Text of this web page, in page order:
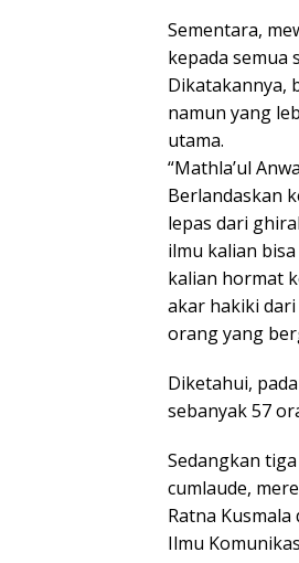
Sementara,
kepada semua
Dikatakannya,
namun yang
utama.
“Mathla’ul
Berlandaskan
lepas dari
ilmu kalian
kalian hormat
akar hakiki dari
orang yang
Diketahui,
sebanyak 57
Sedangkan
cumlaude,
Ratna
Ilmu